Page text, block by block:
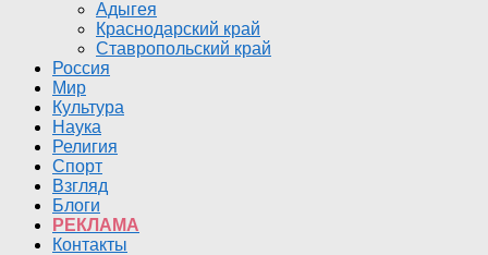
Адыгея
Краснодарский край
Ставропольский край
Россия
Мир
Культура
Наука
Религия
Спорт
Взгляд
Блоги
РЕКЛАМА
Контакты